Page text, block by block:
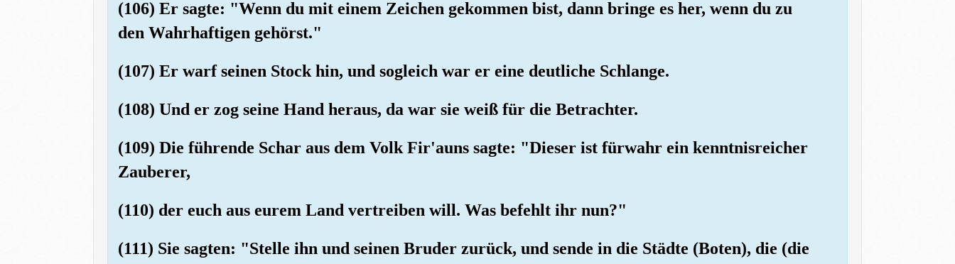
(106) Er sagte: "Wenn du mit einem Zeichen gekommen bist, dann bringe es her, wenn du zu
den Wahrhaftigen gehörst."
(107) Er warf seinen Stock hin, und sogleich war er eine deutliche Schlange.
(108) Und er zog seine Hand heraus, da war sie weiß für die Betrachter.
(109) Die führende Schar aus dem Volk Fir'auns sagte: "Dieser ist fürwahr ein kenntnisreicher
Zauberer,
(110) der euch aus eurem Land vertreiben will. Was befehlt ihr nun?"
(111) Sie sagten: "Stelle ihn und seinen Bruder zurück, und sende in die Städte (Boten), die (die